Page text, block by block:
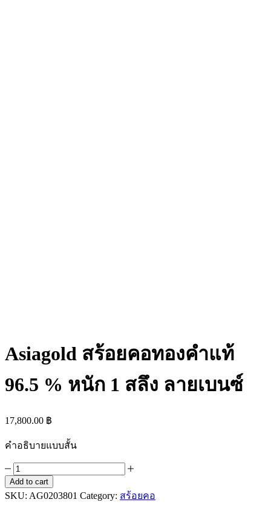
Asiagold สร้อยคอทองคำแท้
96.5 % หนัก 1 สลึง ลายเบนซ์
17,800.00 ฿
คำอธิบายแบบสั้น
Asiagold
สร้อย
คอ
Add to cart
SKU: AG0203801 Category: สร้อยคอ